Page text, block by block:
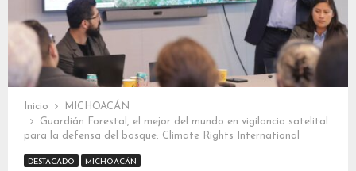
Inicio
MICHOACÁN
Guardián Forestal, el mejor del mundo en vigilancia satelital
para la defensa del bosque: Climate Rights International
DESTACADO MICHOACÁN